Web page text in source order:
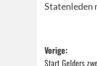
Statenleden
Bericht
Vorige:
Start Gelders